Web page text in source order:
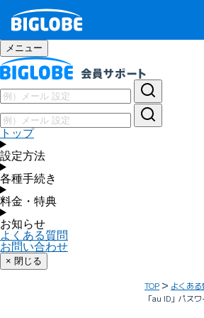
メニュー
トップ
設定方法
各種手続き
料金・特典
お知らせ
よくある質問
お問い合わせ
× 閉じる
TOP よくあ
「au ID」パス